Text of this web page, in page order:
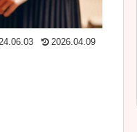
2026.04.09